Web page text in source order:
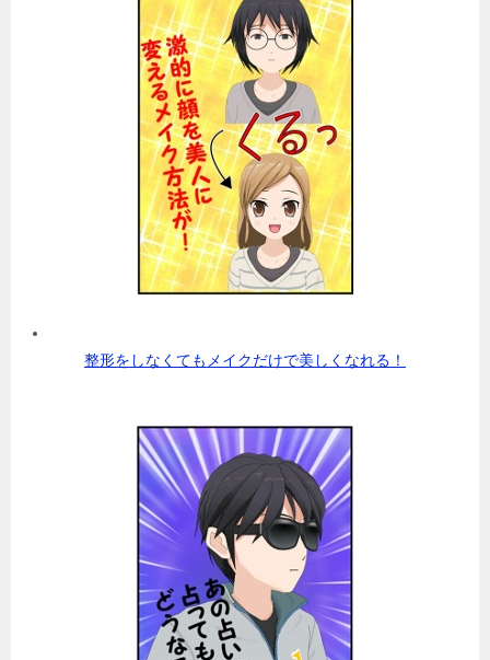
整形をしなくてもメイクだけで美しくなれる！